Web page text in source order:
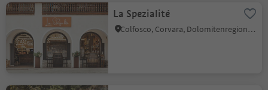
La Spezialité
Colfosco, Corvara, Dolomitenregion Alta Badia